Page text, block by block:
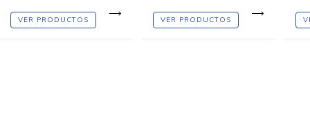
VER PRODUCTOS VER PRODUCTOS